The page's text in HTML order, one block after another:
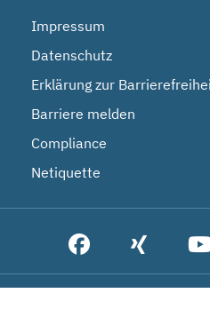
Impressum
Datenschutz
Erklärung zur
Barriere melden
Compliance
Netiquette